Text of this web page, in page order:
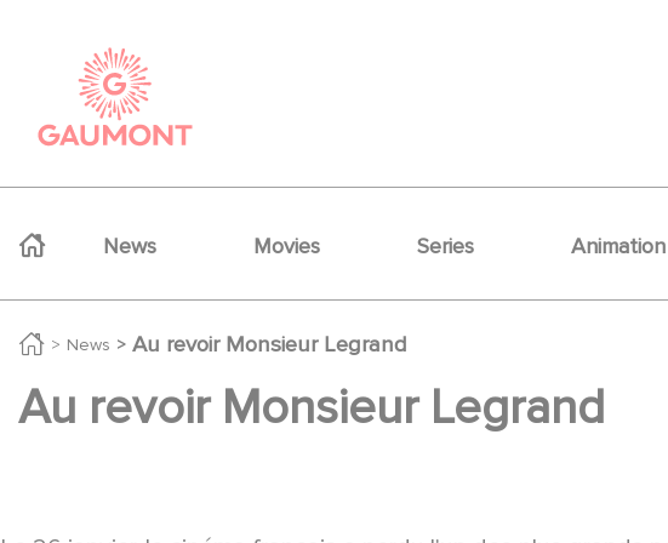
News Movies Series Animation
News Au revoir Monsieur Legrand
Au revoir Monsieur Legrand